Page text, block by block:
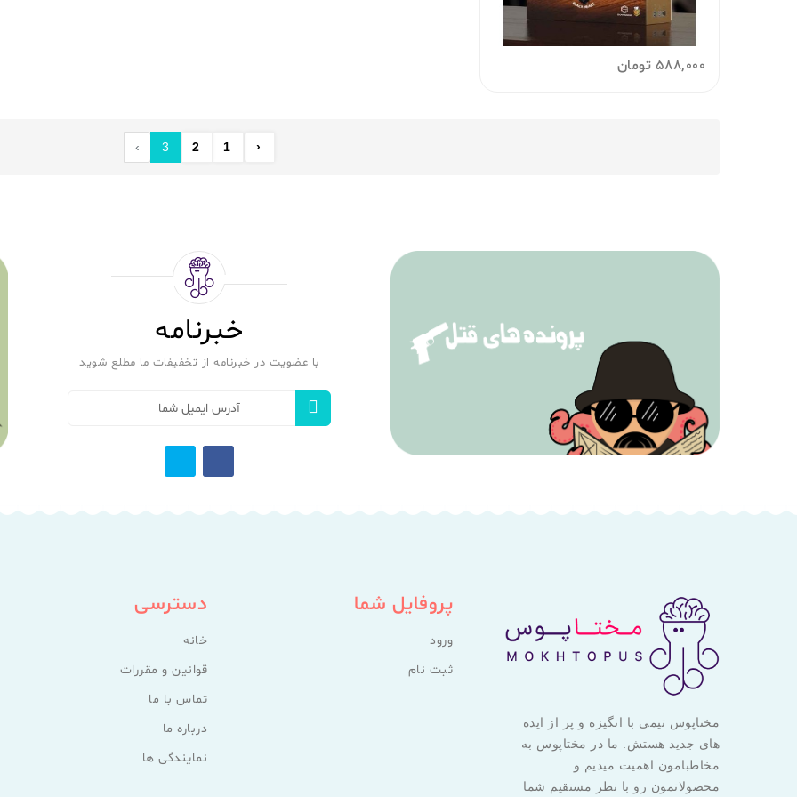
588,000 تومان
‹
1
2
3
›
خبرنامه
با عضویت در خبرنامه از تخفیفات ما مطلع شوید
مختاپوس تیمی با انگیزه و پر از ایده
های جدید هستش. ما در مختاپوس به
مخاطبامون اهمیت میدیم و
محصولاتمون رو با نظر مستقیم شما
پروفایل شما
ورود
ثبت نام
دسترسی
خانه
قوانین و مقررات
تماس با ما
درباره ما
نمایندگی ها